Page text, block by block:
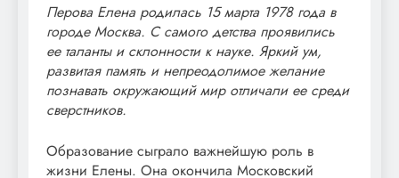
Перова Елена родилась 15 марта 1978 года в
городе Москва. С самого детства проявились
ее таланты и склонности к науке. Яркий ум,
развитая память и непреодолимое желание
познавать окружающий мир отличали ее среди
сверстников.
Образование сыграло важнейшую роль в
жизни Елены. Она окончила Московский